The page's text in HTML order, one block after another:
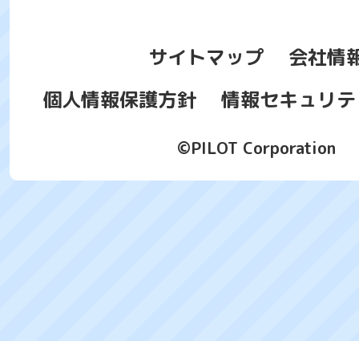
サイトマップ
会社情
個人情報保護方針
情報セキュリ
©PILOT Corporation